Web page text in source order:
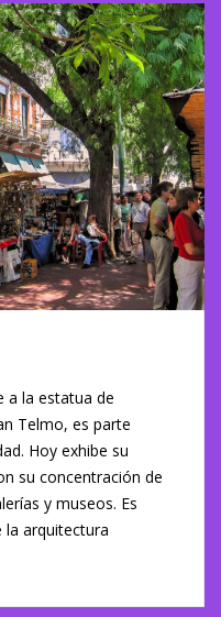
a la estatua de
Telmo, es parte
Hoy exhibe su
su concentración de
y museos. Es
arquitectura